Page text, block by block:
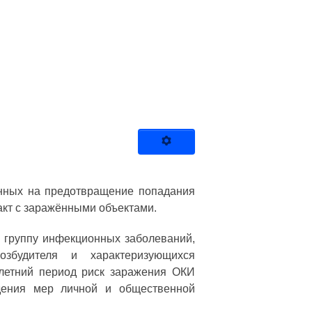
на предотвращение попадания
с заражёнными объектами.
инфекционных заболеваний,
и характеризующихся
период риск заражения ОКИ
мер личной и общественной